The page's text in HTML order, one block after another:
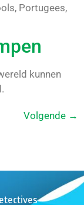
Portugees,
kunnen
Volgende →